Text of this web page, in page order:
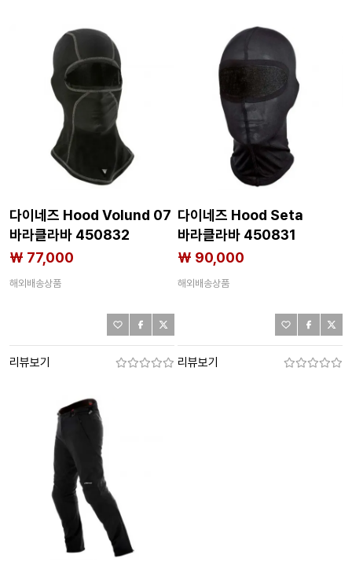
다이네즈 Hood Volund 07
바라클라바 450832
₩ 77,000
해외배송상품
리뷰보기
다이네즈 Hood Seta
바라클라바 450831
₩ 90,000
해외배송상품
리뷰보기